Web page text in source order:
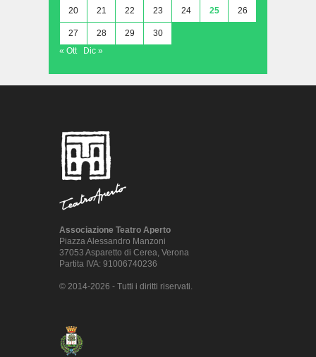
20 21 22 23 24 25 26
27 28 29
30
« Ott
Dic »
Associazione Teatro Aperto
Piazza Alessandro Manzoni
37053 Asparetto di Cerea, Verona
Partita IVA: 91006740236
© 2014-2026 - Tutti i diritti riservati.